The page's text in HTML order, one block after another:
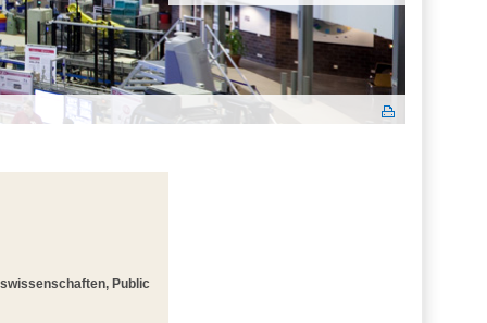
Public